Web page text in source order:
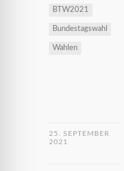
BTW2021
Bundestagswahl
Wahlen
25. SEPTEMBER
2021